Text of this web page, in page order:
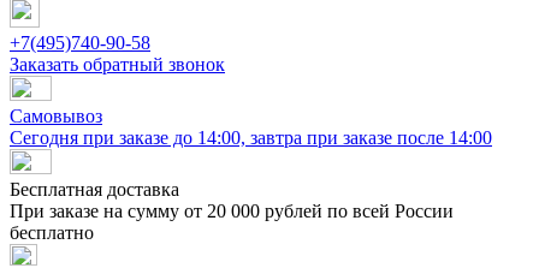
+7(495)740-90-58
Заказать обратный звонок
Самовывоз
Сегодня при заказе до 14:00, завтра при заказе после 14:00
Бесплатная доставка
При заказе на сумму от 20 000 рублей по всей России
бесплатно